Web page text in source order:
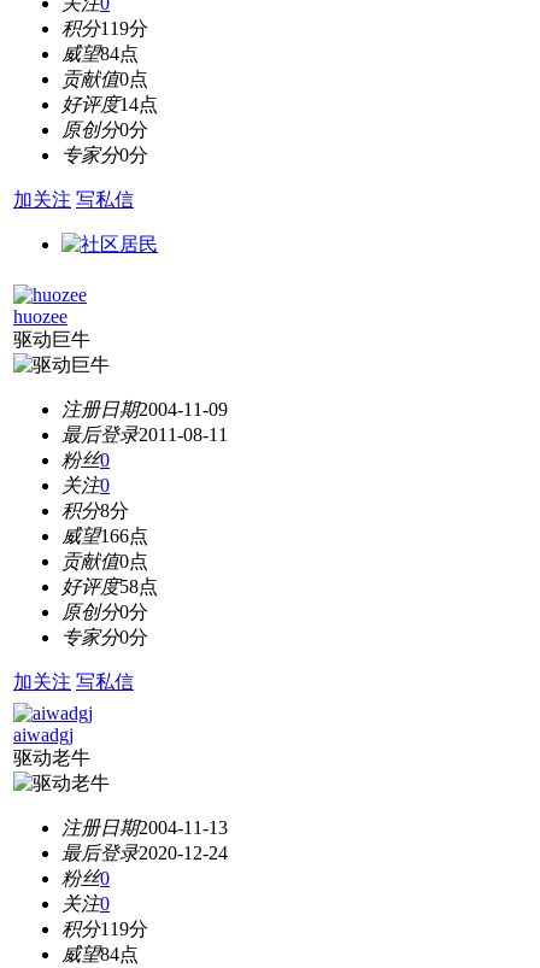
积分119分
威望84点
贡献值0点
好评度14点
原创分0分
专家分0分
加关注 写私信
huozee
驱动巨牛
注册日期2004-11-09
最后登录2011-08-11
粉丝0
关注0
积分8分
威望166点
贡献值0点
好评度58点
原创分0分
专家分0分
加关注 写私信
aiwadgj
驱动老牛
注册日期2004-11-13
最后登录2020-12-24
粉丝0
关注0
积分119分
威望84点